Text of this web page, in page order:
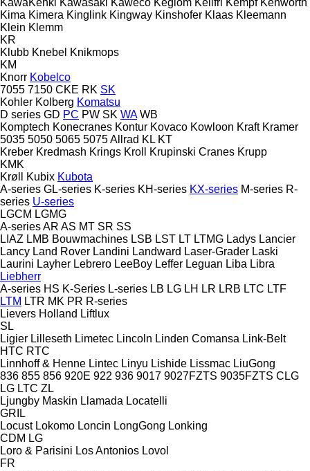
Kima Kimera Kinglink Kingway Kinshofer Klaas Kleemann
Klein Klemm
KR
Klubb Knebel Knikmops
KM
Knorr Kobelco
7055 7150 CKE RK SK
Kohler Kolberg Komatsu
D series GD PC PW SK WA WB
Komptech Konecranes Kontur Kovaco Kowloon Kraft Kramer
5035 5050 5065 5075Allrad KL KT
Kreber Kredmash Krings Kroll Krupinski Cranes Krupp
KMK
Krøll
Kubix Kubota
A-series GL-series K-series KH-series KX-series M-series R-
series U-series
LGCM LGMG
A-seriesAR AS MT SR SS
LIAZ LMB Bouwmachines LSB LST LT LTMG Ladys Lancier
Lancy Land Rover Landini Landward Laser-Grader Laski
Laurini Layher Lebrero LeeBoy Leffer Leguan Liba Libra
Liebherr
A-series HS K-Series L-series LB LG LH LR LRB LTC LTF
LTM LTR MK PR R-series
Lievers Holland Liftlux
SL
Ligier Lilleseth Limetec Lincoln Linden Comansa Link-Belt
HTC RTC
Linnhoff & Henne Lintec Linyu Lishide Lissmac LiuGong
836 855 856 920E 922 936 9017 9027FZTS 9035FZTS CLG
LG LTC ZL
Ljungby Maskin Llamada Locatelli
GRIL
Locust Lokomo Loncin LongGong Lonking
CDM LG
Loro & Parisini Los Antonios Lovol
FR